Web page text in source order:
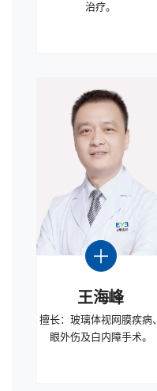
治疗。
王海峰
擅长：玻璃体视网膜疾病、
眼外伤及白内障手术。